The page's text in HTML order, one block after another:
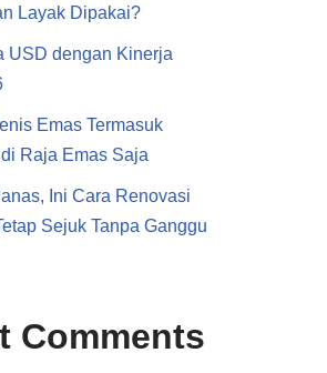
Layak Dipakai?
USD dengan Kinerja
Emas Termasuk
Raja Emas Saja
Ini Cara Renovasi
Sejuk Tanpa Ganggu
Comments